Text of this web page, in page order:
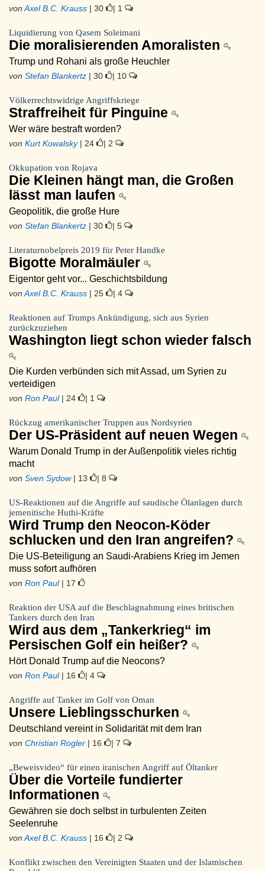
von Axel B.C. Krauss | 30 | 1
Liquidierung von Qasem Soleimani
Die moralisierenden Amoralisten
Trump und Rohani als große Heuchler
von Stefan Blankertz | 30 | 10
Völkerrechtswidrige Angriffskriege
Straffreiheit für Pinguine
Wer wäre bestraft worden?
von Kurt Kowalsky| 24 | 2
Okkupation von Rojava
Die Kleinen hängt man, die Großen
lässt man laufen
Geopolitik, die große Hure
von Stefan Blankertz | 30 | 5
Literaturnobelpreis 2019 für Peter Handke
Bigotte Moralmäuler
Eigentor geht vor... Geschichtsbildung
von Axel B.C. Krauss | 25 | 4
Reaktionen auf Trumps Ankündigung, sich aus Syrien
zurückzuziehen
Washington liegt schon wieder falsch
Die Kurden verbünden sich mit Assad, um Syrien zu
verteidigen
von Ron Paul| 24 | 1
Rückzug amerikanischer Truppen aus Nordsyrien
Der US-Präsident auf neuen Wegen
Warum Donald Trump in der Außenpolitik vieles richtig
macht
von Sven Sydow| 13 | 8
US-Reaktionen auf die Angriffe auf saudische Ölanlagen durch
jemenitische Huthi-Kräfte
Wird Trump den Neocon-Köder
schlucken und den Iran angreifen?
Die US-Beteiligung an Saudi-Arabiens Krieg im Jemen
muss sofort aufhören
von Ron Paul| 17
Reaktion der USA auf die Beschlagnahmung eines britischen
Tankers durch den Iran
Wird aus dem „Tankerkrieg“ im
Persischen Golf ein heißer?
Hört Donald Trump auf die Neocons?
von Ron Paul| 16 | 4
Angriffe auf Tanker im Golf von Oman
Unsere Lieblingsschurken
Deutschland vereint in Solidarität mit dem Iran
von Christian Rogler | 16 | 7
„Beweisvideo“ für einen iranischen Angriff auf Öltanker
Über die Vorteile fundierter
Informationen
Gewähren sie doch selbst in turbulenten Zeiten
Seelenruhe
von Axel B.C. Krauss | 16 | 2
Konflikt zwischen den Vereinigten Staaten und der Islamischen